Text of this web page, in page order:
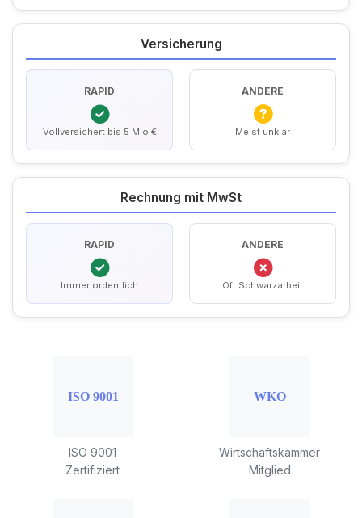
Versicherung
RAPID
Vollversichert bis 5 Mio €
ANDERE
Meist unklar
Rechnung mit MwSt
RAPID
Immer ordentlich
ANDERE
Oft Schwarzarbeit
ISO 9001
Zertifiziert
Wirtschaftskammer
Mitglied